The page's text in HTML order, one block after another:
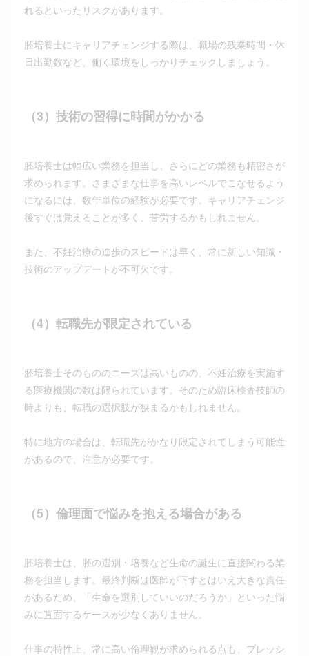
れるといったリスクがあります。
胚培養士にキャリアチェンジする際は、職場の残業時間・休
日出勤数など、働く環境をしっかりチェックしましょう。
（3）技術の習得に時間がかかる
胚培養士は幅広い業務を担当し、さらにどの業務も精密さが
求められます。さまざまな仕事を高いレベルでこなせるよう
になるには、数年単位の経験が必要です。キャリアチェンジ
後すぐは覚えることが多く、苦労するかもしれません。
また、不妊治療の進歩のスピードは早く、常に新しい知識・
技術のアップデートが不可欠です。
（4）転職先が限定されている
胚培養士そのもののニーズは高いものの、不妊治療を実施す
る医療機関の数は限られています。そのため臨床検査技師の
時よりも、転職の選択肢が狭まるかもしれません。
特に地方の場合は、転職先がかなり限定されてしまう可能性
があるので、注意が必要です。
（5）倫理面で悩みを抱える場合がある
胚培養士は、胚の選別・培養など生命の誕生に直接関わる業
務を担当します。最終判断は医師が下すとはいえ大きな責任
があるため、「生命を選別していいのだろうか」といった悩
みに直面するケースが少なくありません。
仕事の特性上、常に高い倫理観が求められる点も、プレッシ